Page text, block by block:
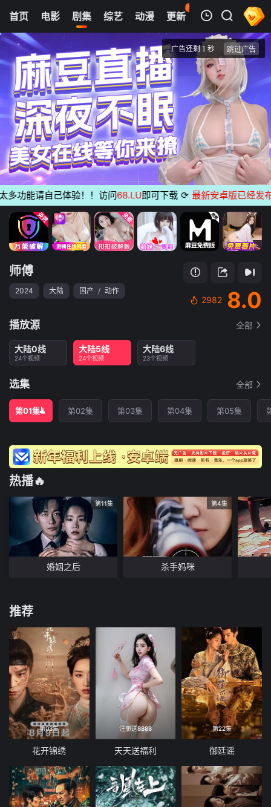
首页 电影 剧集 综艺 动漫 更新
99
热榜 APP
我的观影记录
第01集
师傅
清空
请自己体验！！访问 68.LU即可下载 ⟳ 最新安卓版已经发布无
师傅
2024 大陆 国产 / 动作
2982 8.0
播放源 全部
大陆0线
24个视频
大陆5线
24个视频
大陆6线
23个视频
选集 全部
第01集 第02集 第03集 第04集 第05集
热播🔥
第11集
婚姻之后
第4集
杀手妈咪
推荐
第03集
花开锦绣
注册送8888
天天送福利
第22集
御廷谣